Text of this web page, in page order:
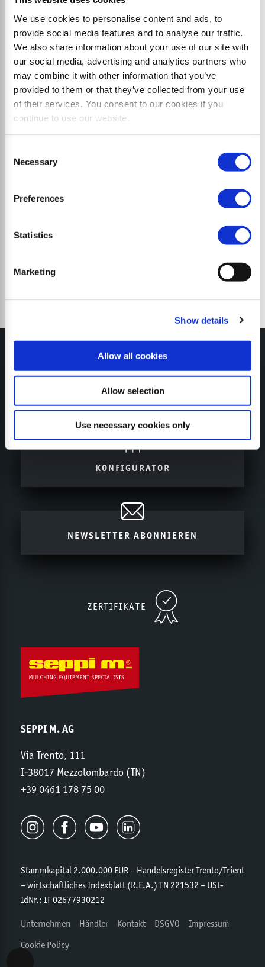
We use cookies to personalise content and ads, to
provide social media features and to analyse our traffic.
We also share information about your use of our site with
our social media, advertising and analytics partners who
may combine it with other information that you’ve
provided to them or that they’ve collected from your use
of their services. You consent to our cookies if you
continue to use our website.
Selection
Necessary
Preferences
Statistics
Marketing
Show details
Allow all cookies
Allow selection
Use necessary cookies only
KONFIGURATOR
NEWSLETTER ABONNIEREN
ZERTIFIKATE
SEPPI M. AG
Via Trento, 111
I-38017 Mezzolombardo (TN)
+39 0461 178 75 00
Stammkapital 2.000.000 EUR – Handelsregister Trento/Trient
– wirtschaftliches Indexblatt (R.E.A.) TN 221532 – USt-
IdNr.: IT 02677930212
Unternehmen Händler Kontakt DSGVO
Impressum
Cookie Policy